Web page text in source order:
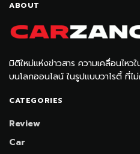
ABOUT
มิติใหม่แห่งข่าวสาร ความเคลื่อนไห
บนโลกออนไลน์ ในรูปแบบวาไรตี้ ที่ไ
CATEGORIES
Review
Car